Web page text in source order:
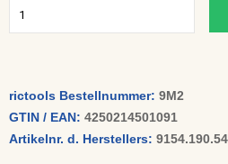
rictools Bestellnummer: 9M2
GTIN / EAN: 4250214501091
Artikelnr. d. Herstellers: